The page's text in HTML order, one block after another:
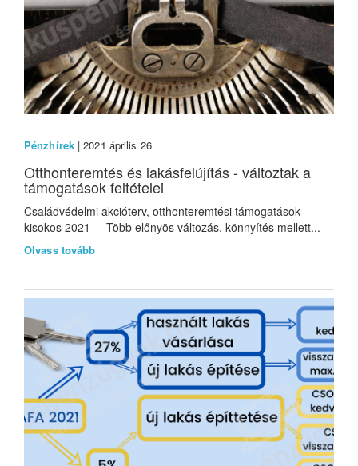
Pénzhírek| 2021 április 26
Otthonteremtés és lakásfelújítás - változtak a
támogatások feltételei
Családvédelmi akcióterv, otthonteremtési támogatások
kisokos 2021 Több előnyös változás, könnyítés mellett...
Olvass tovább